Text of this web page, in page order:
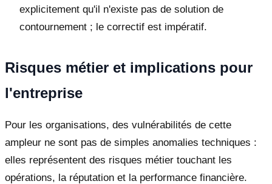
explicitement qu'il n'existe pas de solution de
contournement ; le correctif est impératif.
Risques métier et implications pour
l'entreprise
Pour les organisations, des vulnérabilités de cette
ampleur ne sont pas de simples anomalies techniques :
elles représentent des risques métier touchant les
opérations, la réputation et la performance financière.